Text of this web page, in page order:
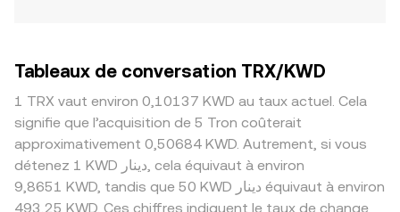
Tableaux de conversation TRX/KWD
1 TRX vaut environ 0,10137 KWD au taux actuel. Cela
signifie que l’acquisition de 5 Tron coûterait
approximativement 0,50684 KWD. Autrement, si vous
détenez 1 KWD دينار, cela équivaut à environ
9,8651 KWD, tandis que 50 KWD دينار équivaut à environ
493,25 KWD. Ces chiffres indiquent le taux de change